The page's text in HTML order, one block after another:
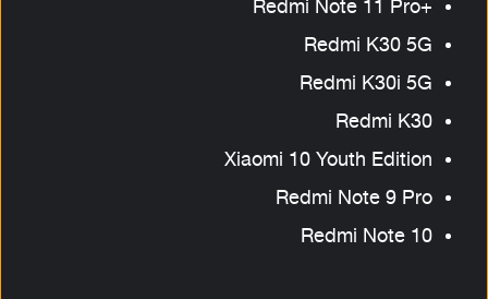
+Redmi Note 11 Pro
Redmi K30 5G
Redmi K30i 5G
Redmi K30
Xiaomi 10 Youth Edition
Redmi Note 9 Pro
Redmi Note 10